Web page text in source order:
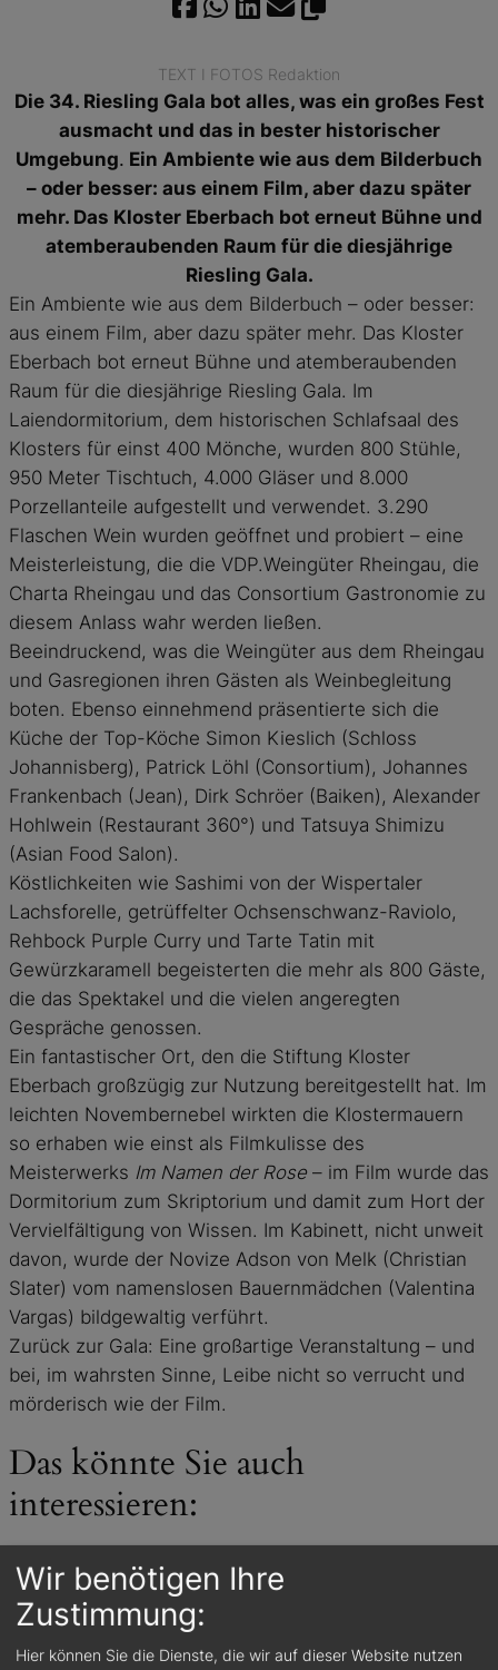
TEXT I FOTOS Redaktion
Die 34. Riesling Gala bot alles, was ein großes Fest
ausmacht und das in bester historischer
Umgebung. Ein Ambiente wie aus dem Bilderbuch
– oder besser: aus einem Film, aber dazu später
mehr. Das Kloster Eberbach bot erneut Bühne und
atemberaubenden Raum für die diesjährige
Riesling Gala.
Ein Ambiente wie aus dem Bilderbuch – oder besser:
aus einem Film, aber dazu später mehr. Das Kloster
Eberbach bot erneut Bühne und atemberaubenden
Raum für die diesjährige Riesling Gala. Im
Laiendormitorium, dem historischen Schlafsaal des
Klosters für einst 400 Mönche, wurden 800 Stühle,
950 Meter Tischtuch, 4.000 Gläser und 8.000
Porzellanteile aufgestellt und verwendet. 3.290
Flaschen Wein wurden geöffnet und probiert – eine
Meisterleistung, die die VDP.Weingüter Rheingau, die
Charta Rheingau und das Consortium Gastronomie zu
diesem Anlass wahr werden ließen.
Beeindruckend, was die Weingüter aus dem Rheingau
und Gasregionen ihren Gästen als Weinbegleitung
boten. Ebenso einnehmend präsentierte sich die
Küche der Top-Köche Simon Kieslich (Schloss
Johannisberg), Patrick Löhl (Consortium), Johannes
Frankenbach (Jean), Dirk Schröer (Baiken), Alexander
Hohlwein (Restaurant 360°) und Tatsuya Shimizu
(Asian Food Salon).
Köstlichkeiten wie Sashimi von der Wispertaler
Lachsforelle, getrüffelter Ochsenschwanz-Raviolo,
Rehbock Purple Curry und Tarte Tatin mit
Gewürzkaramell begeisterten die mehr als 800 Gäste,
die das Spektakel und die vielen angeregten
Gespräche genossen.
Ein fantastischer Ort, den die Stiftung Kloster
Eberbach großzügig zur Nutzung bereitgestellt hat. Im
leichten Novembernebel wirkten die Klostermauern
so erhaben wie einst als Filmkulisse des
Meisterwerks Im Namen der Rose – im Film wurde das
Dormitorium zum Skriptorium und damit zum Hort der
Vervielfältigung von Wissen. Im Kabinett, nicht unweit
davon, wurde der Novize Adson von Melk (Christian
Slater) vom namenslosen Bauernmädchen (Valentina
Vargas) bildgewaltig verführt.
Zurück zur Gala: Eine großartige Veranstaltung – und
bei, im wahrsten Sinne, Leibe nicht so verrucht und
mörderisch wie der Film.
Das könnte Sie auch
interessieren:
Wir benötigen Ihre
Zustimmung:
Hier können Sie die Dienste, die wir auf dieser Website nutzen